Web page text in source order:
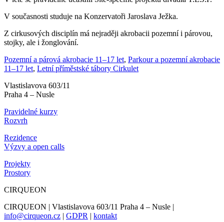
V současnosti studuje na Konzervatoři Jaroslava Ježka.
Z cirkusových disciplín má nejraději akrobacii pozemní i párovou,
stojky, ale i žonglování.
Pozemní a párová akrobacie 11–17 let, Parkour a pozemní akrobacie
11–17 let, Letní příměstské tábory Cirkulet
Vlastislavova 603/11
Praha 4 – Nusle
Pravidelné kurzy
Rozvrh
Rezidence
Výzvy a open calls
Projekty
Prostory
CIRQUEON
CIRQUEON | Vlastislavova 603/11 Praha 4 – Nusle |
info@cirqueon.cz | GDPR | kontakt